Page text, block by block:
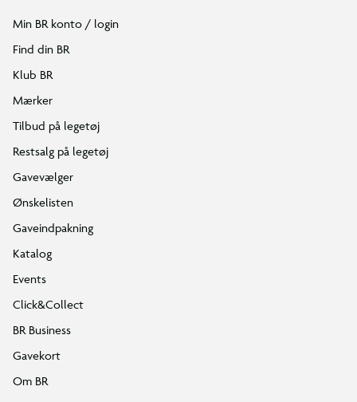
Min BR konto / login
Find din BR
Klub BR
Mærker
Tilbud på legetøj
Restsalg på legetøj
Gavevælger
Ønskelisten
Gaveindpakning
Katalog
Events
Click&Collect
BR Business
Gavekort
Om BR